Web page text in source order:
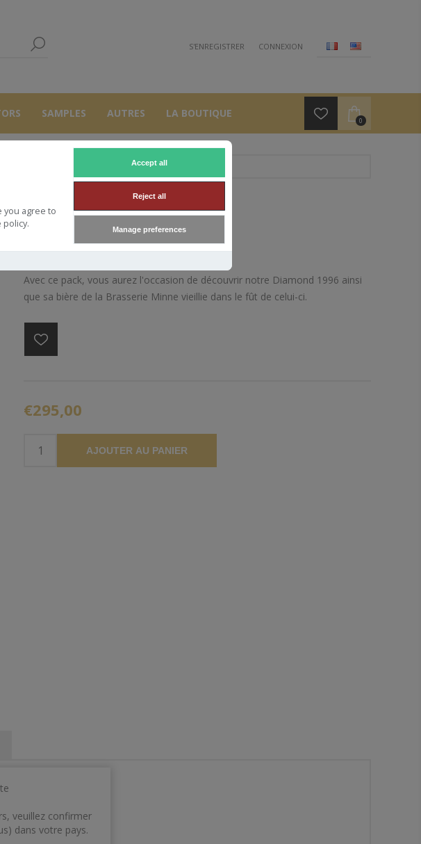
you agree to
policy.
Accept all
Reject all
Manage preferences
S'ENREGISTRER CONNEXION
SAMPLES AUTRES LA BOUTIQUE
0
DIAMOND
Avec ce pack, vous aurez l'occasion de découvrir notre Diamond 1996 ainsi
que sa bière de la Brasserie Minne vieillie dans le fût de celui-ci.
€295,00
AJOUTER AU PANIER
veuillez confirmer
dans votre pays.